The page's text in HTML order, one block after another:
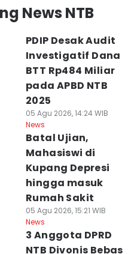
News NTB
PDIP Desak Audit
Investigatif Dana
BTT Rp484 Miliar
pada APBD NTB
2025
05 Agu 2026, 14:24 WIB
News
Batal Ujian,
Mahasiswi di
Kupang Depresi
hingga masuk
Rumah Sakit
05 Agu 2026, 15:21 WIB
News
3 Anggota DPRD
NTB Divonis Bebas